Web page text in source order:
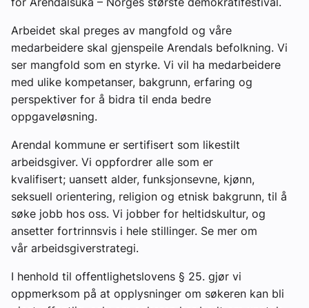
Arbeidet skal preges av mangfold og våre
medarbeidere skal gjenspeile Arendals befolkning. Vi
ser mangfold som en styrke. Vi vil ha medarbeidere
med ulike kompetanser, bakgrunn, erfaring og
perspektiver for å bidra til enda bedre
oppgaveløsning.
Arendal kommune er sertifisert som likestilt
arbeidsgiver. Vi oppfordrer alle som er
kvalifisert; uansett alder, funksjonsevne, kjønn,
seksuell orientering, religion og etnisk bakgrunn, til å
søke jobb hos oss. Vi jobber for heltidskultur, og
ansetter fortrinnsvis i hele stillinger. Se mer om
vår arbeidsgiverstrategi.
I henhold til offentlighetslovens § 25. gjør vi
oppmerksom på at opplysninger om søkeren kan bli